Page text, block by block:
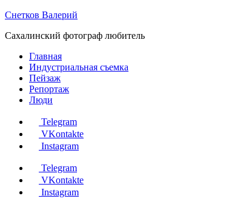
Перейти
содержанию
Снетков Валерий
Сахалинский фотограф любитель
Главная
Индустриальная съемка
Пейзаж
Репортаж
Люди
Telegram
VKontakte
Instagram
Telegram
VKontakte
Instagram